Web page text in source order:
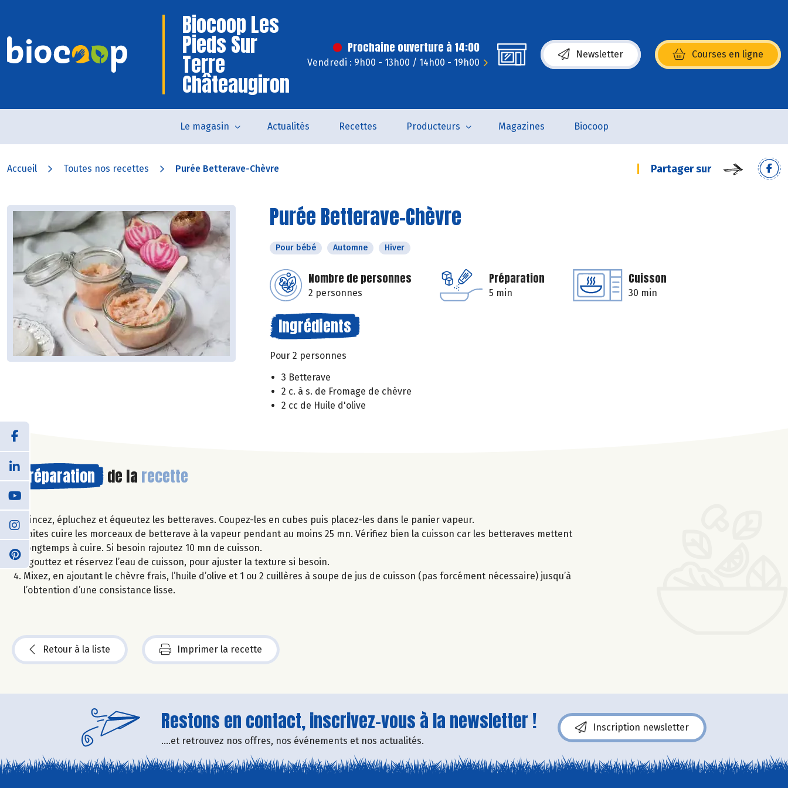
Biocoop Les
Pieds Sur
Terre
Châteaugiron
Prochaine ouverture à 14:00
Vendredi : 9h00 - 13h00 / 14h00 - 19h00
Newsletter Courses en ligne
(s’ouvre dans une nouvelle fenêtre)
Le magasin Actualités Recettes Producteurs Magazines Biocoop
Accueil Toutes nos recettes Purée Betterave-Chèvre Partager sur
Purée Betterave-Chèvre
Pour bébé Automne Hiver
Nombre de personnes
2 personnes
Préparation
5 min
Cuisson
30 min
Ingrédients
Pour 2 personnes
3 Betterave
2 c. à s. de Fromage de chèvre
2 cc de Huile d'olive
Préparation de la recette
Rincez, épluchez et équeutez les betteraves. Coupez-les en cubes puis placez-les dans le panier vapeur.
Faites cuire les morceaux de betterave à la vapeur pendant au moins 25 mn. Vérifiez bien la cuisson car les betteraves mettent
longtemps à cuire. Si besoin rajoutez 10 mn de cuisson.
Egouttez et réservez l’eau de cuisson, pour ajuster la texture si besoin.
Mixez, en ajoutant le chèvre frais, l’huile d’olive et 1 ou 2 cuillères à soupe de jus de cuisson (pas forcément nécessaire) jusqu’à
l’obtention d’une consistance lisse.
Retour à la liste Imprimer la recette
Restons en contact, inscrivez-vous à la newsletter !
....et retrouvez nos offres, nos événements et nos actualités.
Inscription newsletter